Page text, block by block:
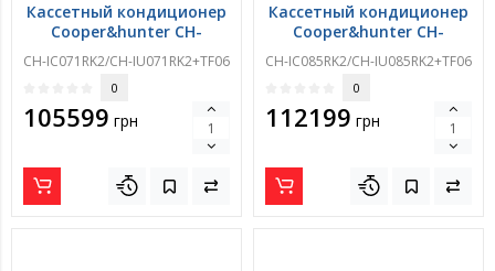
Кассетный кондиционер
Cooper&hunter CH-
IC071RK2/CH-
IU071RK2+TF06
CH-IC071RK2/CH-IU071RK2+TF06
0
105599 грн
Кассетный кондиционер
Cooper&hunter CH-
IC085RK2/CH-
IU085RK2+TF06
CH-IC085RK2/CH-IU085RK2+TF06
0
112199 грн